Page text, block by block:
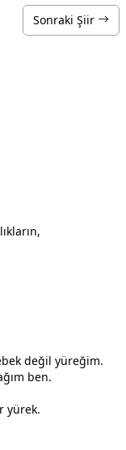
Sonraki Şiir
değil yüreğim.
ben.
yürek.